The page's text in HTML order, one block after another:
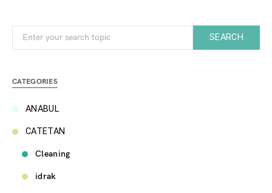
SEARCH
CATEGORIES
ANABUL
CATETAN
Cleaning
idrak